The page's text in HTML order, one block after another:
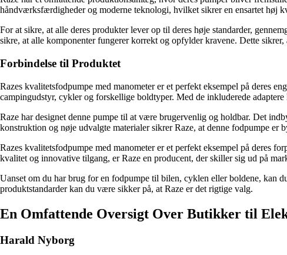
håndværksfærdigheder og moderne teknologi, hvilket sikrer en ensartet høj
For at sikre, at alle deres produkter lever op til deres høje standarder,
sikre, at alle komponenter fungerer korrekt og opfylder kravene. Dette
Forbindelse til Produktet
Razes kvalitetsfodpumpe med manometer er et perfekt eksempel på deres
campingudstyr, cykler og forskellige boldtyper. Med de inkluderede
Raze har designet denne pumpe til at være brugervenlig og holdbar. Det
konstruktion og nøje udvalgte materialer sikrer Raze, at denne fodpumpe er
Razes kvalitetsfodpumpe med manometer er et perfekt eksempel på deres
kvalitet og innovative tilgang, er Raze en producent, der skiller sig ud på
Uanset om du har brug for en fodpumpe til bilen, cyklen eller boldene, kan
produktstandarder kan du være sikker på, at Raze er det rigtige valg.
En Omfattende Oversigt Over Butikker til
Harald Nyborg